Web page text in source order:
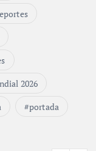
2026
portada